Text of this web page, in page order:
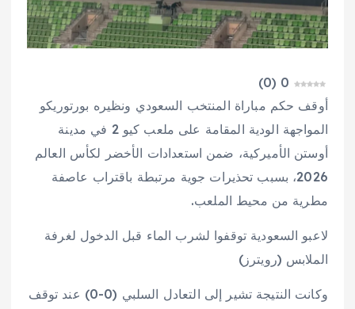
0
(
0
)
أوقف حكم مباراة المنتخب السعودي ونظيره بورتوريكو
المواجهة الودية المقامة على ملعب كيو 2 في مدينة
أوستن الأميركية، ضمن استعدادات الأخضر لكأس العالم
2026، بسبب تحذيرات جوية مرتبطة باقتراب عاصفة
مطرية من محيط الملعب.
لاعبو السعودية توقفوا لشرب الماء قبل الدخول لغرفة
الملابس (رويترز)
وكانت النتيجة تشير إلى التعادل السلبي (0-0) عند توقف